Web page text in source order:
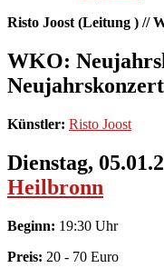
Risto Joost (Leitung ) //
WKO:
Künstler: Risto Joost
Dienstag,
Heilbronn
Beginn: 19:30 Uhr
Preis: 20 - 70 Euro